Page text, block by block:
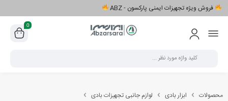
فروش ویژه تجهیزات ایمنی پارکسون - ABZ
0
محصولات ابزار بادی لوازم جانبی تجهیزات بادی